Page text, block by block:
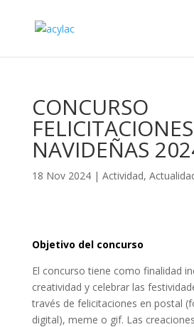
CONCURSO
FELICITACIONES
NAVIDEÑAS
18 Nov 2024| Actividad,
Objetivo del concurso
El concurso tiene como finalidad
creatividad y celebrar las
través de felicitaciones en postal
digital), meme o gif. Las